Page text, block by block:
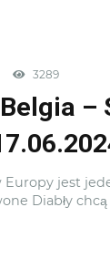
3289
Belgia –
jest
Diabły chcą